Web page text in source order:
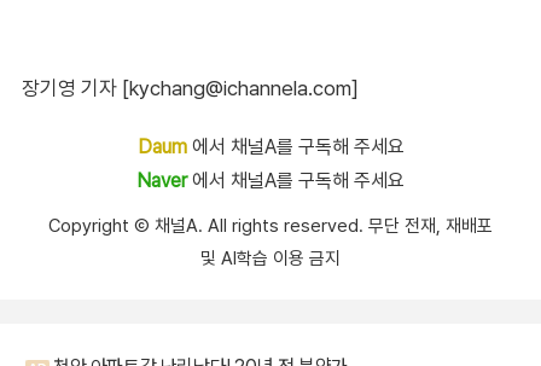
장기영 기자 [kychang@ichannela.com]
Daum에서 채널A를 구독해 주세요
Naver에서 채널A를 구독해 주세요
Copyright Ⓒ 채널A. All rights reserved. 무단 전재, 재배포
및 AI학습 이용 금지